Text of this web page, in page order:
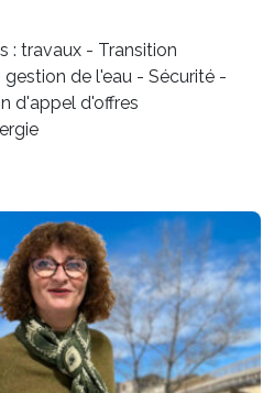
: travaux - Transition
de l'eau - Sécurité -
d'appel d'offres